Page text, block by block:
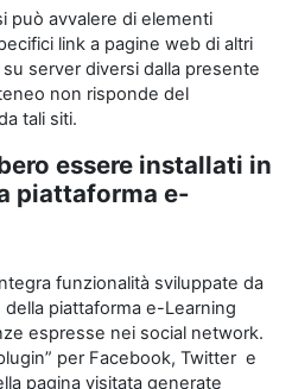
può avvalere di elementi
link a pagine web di altri
server diversi dalla presente
non risponde del
tali siti.
essere installati in
piattaforma e-
funzionalità sviluppate da
della piattaforma e-Learning
espresse nei social network.
per Facebook, Twitter e
pagina visitata generate